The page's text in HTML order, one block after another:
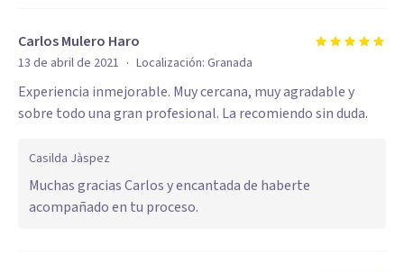
Carlos Mulero Haro
13 de abril de 2021 · Localización: Granada
Experiencia inmejorable. Muy cercana, muy agradable y
sobre todo una gran profesional. La recomiendo sin duda.
Casilda Jàspez
Muchas gracias Carlos y encantada de haberte
acompañado en tu proceso.